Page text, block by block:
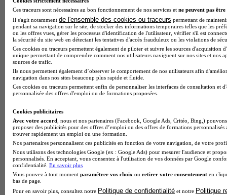
BTS Esf en alternance
BTS Dietetique en alternance
BTS Mco en alternance
BTS Pi en alternance
BTS Sp3s en alternance
Master CCA en alternance
BTS Ndrc en alternance
BTS Sam en alternance
Cap Fleuriste en alternance
BTS Sio en alternance
BTS Gpme en alternance
Cap Electricien en alternance
BTS Gpn en alternance
BTS Domotique en alternance
BAC Pro Agora en alternance
BTS Sta en alternance
BTS Iris en alternance
BTS Tpl en alternance
BTS Ati en alternance
Ces traceurs sont nécessaires au bon fonctionnement de nos services et ne peuvent pas être
Il s'agit notamment de l'ensemble des cookies ou traceurs permettant de
pendant sa navigation sur le site, de stocker des informations temporaires telles que les
ou les offres vues, gérer les processus d'identification de l'utilisateur, vérifier s'il est
la sécurité du site web en détectant les tentatives d'accès frauduleux ou les violations de
Ces cookies ou traceurs permettent également de piloter et suivre les sources d'acquisition
unique permettant de comprendre comment nos utilisateurs naviguent sur nos sites et nos
sources de trafic.
Ils nous permettent également d’observer le comportement de nos utilisateurs afin
navigation dans nos sites beaucoup plus rapide et fluide.
Ces cookies ou traceurs permettent enfin de personnaliser les interfaces de consultation et
personnalisée des offres d'emploi ou de formations proposées.
Cookies publicitaires
Avec votre accord , nous et nos partenaires (Facebook, Google Ads, Critéo, Bing,)
proposer des publicités pour des offres d’emploi ou des offres de formations
trouver rapidement un emploi ou une formation.
Nos partenaires personnalisent ces publicités en fonction de votre navigation, de votre
Nous utilisons des technologies Google (ex : Google Ads) pour mesurer l'audience et
personnalisés. En acceptant, vous consentez à l'utilisation de vos données par Google
confidentialité. En savoir plus
Vous pouvez à tout moment paramétrer vos choix ou retirer votre consentement en
bas de page.
Pour en savoir plus, consultez notre Politique de confidentialité et notre Politique